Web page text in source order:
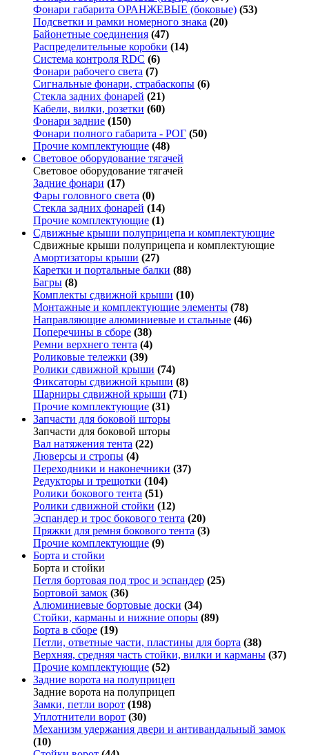
Фонари габарита ОРАНЖЕВЫЕ (боковые) (53)
Подсветки и рамки номерного знака (20)
Байонетные соединения (47)
Распределительные коробки (14)
Система контроля RDC (6)
Фонари рабочего света (7)
Сигнальные фонари, страбаскопы (6)
Стекла задних фонарей (21)
Кабели, вилки, розетки (60)
Фонари задние (150)
Фонари полного габарита - РОГ (50)
Прочие комплектующие (48)
Световое оборудование тягачей
Световое оборудование тягачей
Задние фонари (17)
Фары головного света (0)
Стекла задних фонарей (14)
Прочие комплектующие (1)
Сдвижные крыши полуприцепа и комплектующие
Сдвижные крыши полуприцепа и комплектующие
Амортизаторы крыши (27)
Каретки и портальные балки (88)
Багры (8)
Комплекты сдвижной крыши (10)
Монтажные и комплектующие элементы (78)
Направляющие алюминиевые и стальные (46)
Поперечины в сборе (38)
Ремни верхнего тента (4)
Роликовые тележки (39)
Ролики сдвижной крыши (74)
Фиксаторы сдвижной крыши (8)
Шарниры сдвижной крыши (71)
Прочие комплектующие (31)
Запчасти для боковой шторы
Запчасти для боковой шторы
Вал натяжения тента (22)
Люверсы и стропы (4)
Переходники и наконечники (37)
Редукторы и трещотки (104)
Ролики бокового тента (51)
Ролики сдвижной стойки (12)
Эспандер и трос бокового тента (20)
Пряжки для ремня бокового тента (3)
Прочие комплектующие (9)
Борта и стойки
Борта и стойки
Петля бортовая под трос и эспандер (25)
Бортовой замок (36)
Алюминиевые бортовые доски (34)
Стойки, карманы и нижние опоры (89)
Борта в сборе (19)
Петли, ответные части, пластины для борта (38)
Верхняя, средняя часть стойки, вилки и карманы (37)
Прочие комплектующие (52)
Задние ворота на полуприцеп
Задние ворота на полуприцеп
Замки, петли ворот (198)
Уплотнители ворот (30)
Механизм удержания двери и антивандальный замок
(10)